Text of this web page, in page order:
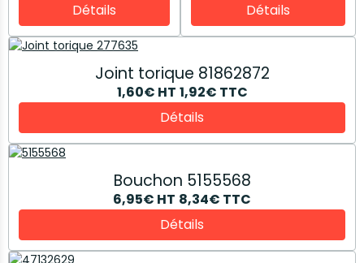
Détails
Détails
Joint torique 81862872
1,60€ HT 1,92€ TTC
Détails
Bouchon 5155568
6,95€ HT 8,34€ TTC
Détails